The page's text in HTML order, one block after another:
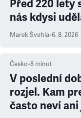
Před 220 lety
nás kdysi
Marek Švehla•6. 8. 2026
Česko•8 minut
V poslední
rozjel. Kam
často neví